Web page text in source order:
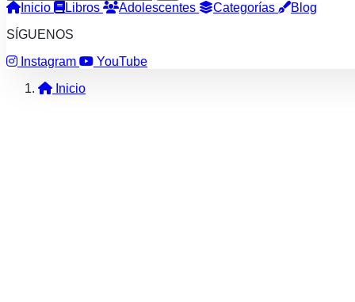
Inicio Libros Adolescentes Categorías
Blog
SÍGUENOS
Instagram
YouTube
Inicio